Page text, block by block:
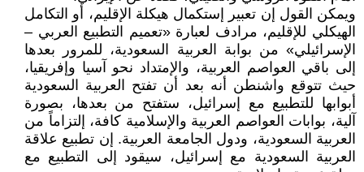
ويمكن القول إن تعبير إستكمال هيكلة الإقليم، أو التكامل
الهيكلي للإقليم، مرادف لعبارة «تعميم التطبيع العربي –
الإسرائيلي» من بوابة العربية السعودية، للمرور بعدها
إلى باقي العواصم العربية، والإمتداد نحو آسيا وإفريقيا،
حيث تتوقع واشنطن أنه بعد أن تفتح العربية السعودية
أبوابها للتطبيع مع إسرائيل، ستفتح من بعدها، بصورة
آلية، بوابات العواصم العربية والإسلامية كافة، إلتزاماً من
العربية السعودية، ودول الجامعة العربية. إن تطبيع علاقة
العربية السعودية مع إسرائيل، سيقود إلى التطبيع مع